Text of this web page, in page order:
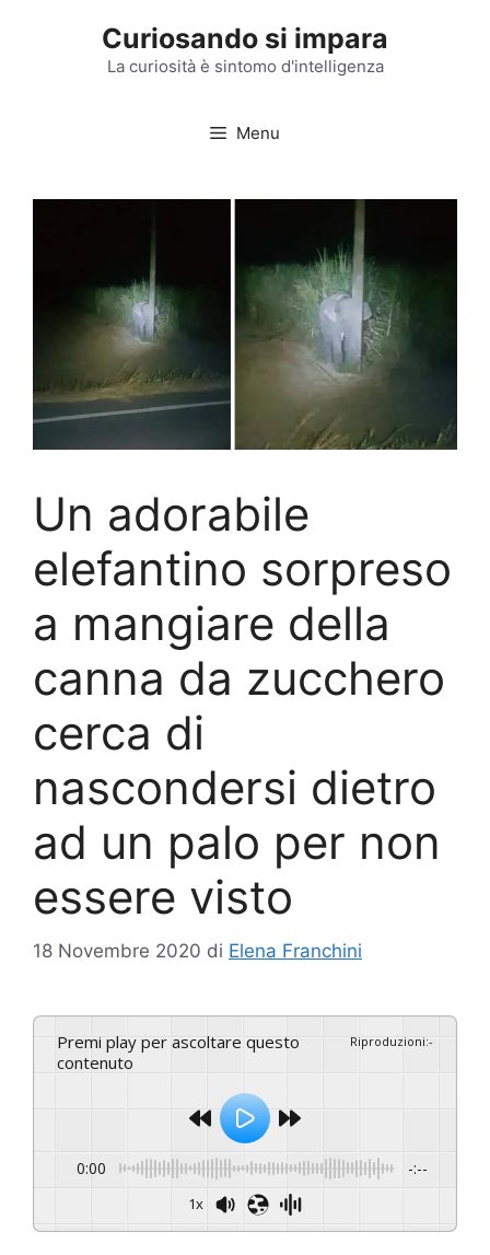
Curiosando si impara
La curiosità è sintomo d'intelligenza
Menu
Un adorabile
elefantino sorpreso
a mangiare della
canna da zucchero
cerca di
nascondersi dietro
ad un palo per non
essere visto
18 Novembre 2020 di Elena Franchini
Premi play per ascoltare questo
contenuto
Riproduzioni:-
0:00 -:--
1x